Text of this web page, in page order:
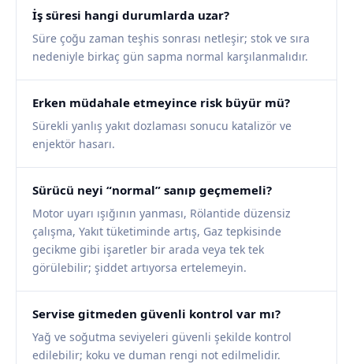
İş süresi hangi durumlarda uzar?
Süre çoğu zaman teşhis sonrası netleşir; stok ve sıra
nedeniyle birkaç gün sapma normal karşılanmalıdır.
Erken müdahale etmeyince risk büyür mü?
Sürekli yanlış yakıt dozlaması sonucu katalizör ve
enjektör hasarı.
Sürücü neyi “normal” sanıp geçmemeli?
Motor uyarı ışığının yanması, Rölantide düzensiz
çalışma, Yakıt tüketiminde artış, Gaz tepkisinde
gecikme gibi işaretler bir arada veya tek tek
görülebilir; şiddet artıyorsa ertelemeyin.
Servise gitmeden güvenli kontrol var mı?
Yağ ve soğutma seviyeleri güvenli şekilde kontrol
edilebilir; koku ve duman rengi not edilmelidir.